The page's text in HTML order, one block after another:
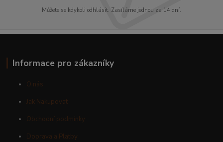
Můžete se kdykoli odhlásit. Zasíláme jednou za 14 dní.
Informace pro zákazníky
O nás
Jak Nakupovat
Obchodní podmínky
Doprava a Platby